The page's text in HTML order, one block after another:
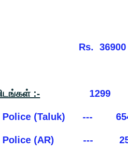
Rs. 36900 –
:- 1299
Police (Taluk) ---
of Police (AR) ---